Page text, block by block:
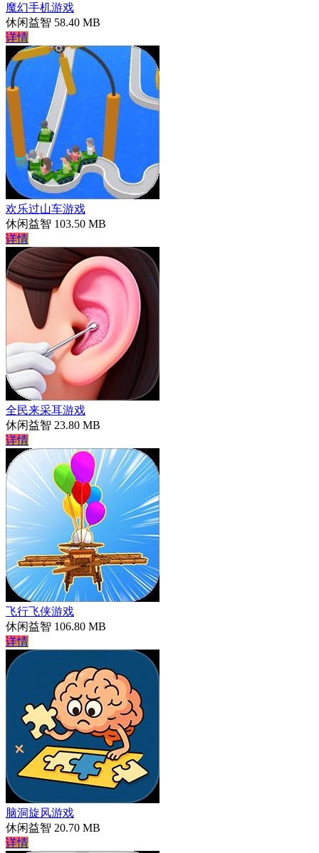
魔幻手机游戏
休闲益智 58.40 MB
详情
欢乐过山车游戏
休闲益智 103.50 MB
详情
全民来采耳游戏
休闲益智 23.80 MB
详情
飞行飞侠游戏
休闲益智 106.80 MB
详情
脑洞旋风游戏
休闲益智 20.70 MB
详情